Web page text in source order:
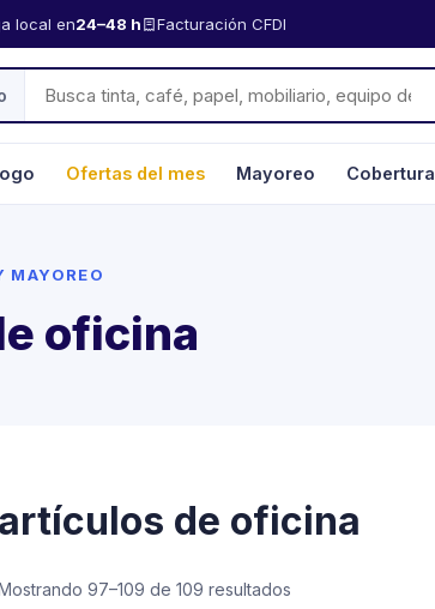
local en24–48 h Facturación CFDI
Ofertas del mes Mayoreo Cobertura
MAYOREO
oficina
artículos de oficina
97–109 de 109 resultados